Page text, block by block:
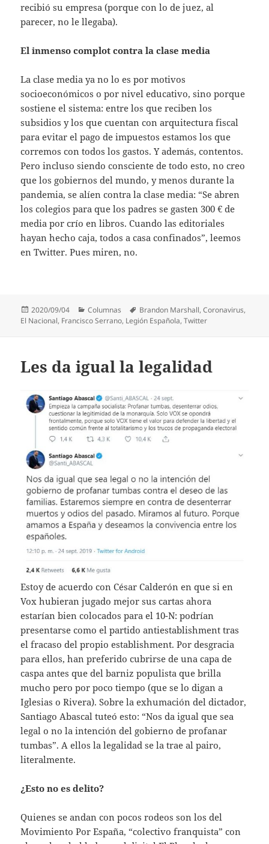
recibió su empresa (porque con lo de juez, al
parecer, no le llegaba).
El inmenso complot contra la clase media
La clase media ya no lo es por motivos
socioeconómicos o por nivel educativo, sino porque
sostiene el sistema: entre los que reciben los
subsidios y los que cuentan con arquitectura fiscal
para evitar el pago de impuestos estamos los que
corremos con todos los gastos. Y además, contentos.
Pero incluso siendo consciente de todo esto, no creo
que los gobiernos del mundo, y menos durante la
pandemia, se alíen contra la clase media: “Se abren
los colegios para que los padres se gasten 300 € de
media por crío en libros. Cuando las editoriales
hayan hecho caja, todos a casa confinados”, leemos
en Twitter. Pues miren, no.
Publicado
el
2020/09/04 Categorías
Columnas Etiquetas
Brandon Marshall,Coronavirus,
El Nacional, Francisco Serrano, Legión Española,Twitter
Les da igual la legalidad
Estoy de acuerdo con César Calderón en que si en
Vox hubieran jugado mejor sus cartas ahora
estarían bien colocados para el 10-N: podrían
presentarse como el partido antiestablishment tras
el fracaso del propio establishment. Por desgracia
para ellos, han preferido cubrirse de una capa de
caspa antes que del barniz populista que brilla
mucho pero por poco tiempo (que se lo digan a
Iglesias o Rivera). Sobre la exhumación del dictador,
Santiago Abascal tuteó esto: “Nos da igual que sea
legal o no la intención del gobierno de profanar
tumbas”. A ellos la legalidad se la trae al pairo,
literalmente.
¿Esto no es delito?
Quienes se andan con pocos rodeos son los del
Movimiento Por España, “colectivo franquista” con